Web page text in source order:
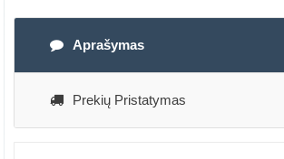
Aprašymas
Prekių Pristatymas